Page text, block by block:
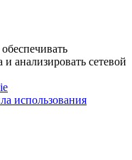
анализировать сетевой
использования